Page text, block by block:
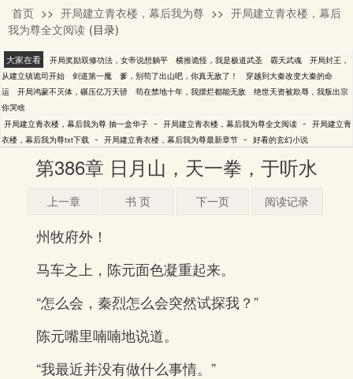
抽一盒华子
首页 >> 开局建立青衣楼，幕后我为尊 >> 开局建立青衣楼，幕后
我为尊全文阅读 (目录)
大家在看 开局奖励双修功法，女帝说想躺平 横推诡怪，我是极道武圣 霸天武魂
开局封王，
从建立镇诡司开始
剑道第一魔 爹，别苟了出山吧，你真无敌了！
穿越到大秦改变大秦的命
运
开局鸿蒙不灭体，碾压亿万天骄 苟在禁地十年，我摆烂都能无敌
绝世天资被欺辱，我叛出宗
你哭啥
开局建立青衣楼，幕后我为尊 抽一盒华子 - 开局建立青衣楼，幕后我为尊全文阅读 - 开局建立青
衣楼，幕后我为尊txt下载 - 开局建立青衣楼，幕后我为尊最新章节 - 好看的玄幻小说
第386章 日月山，天一拳，于听水
上一章 书 页 下一页 阅读记录
州牧府外！
马车之上，陈元面色凝重起来。
“怎么会，秦烈怎么会突然试探我？”
陈元嘴里喃喃地说道。
“我最近并没有做什么事情。”